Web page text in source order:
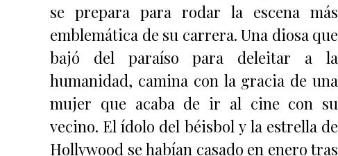
se prepara para rodar la escena más
emblemática de su carrera. Una diosa que
bajó del paraíso para deleitar a la
humanidad, camina con la gracia de una
mujer que acaba de ir al cine con su
vecino. El ídolo del béisbol y la estrella de
Hollywood se habían casado en enero tras